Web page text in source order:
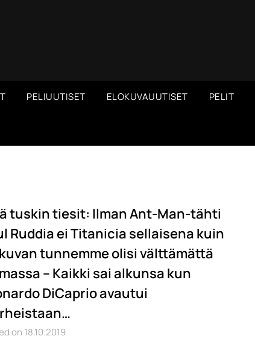
PELIUUTISET ELOKUVAUUTISET PELIT
tuskin tiesit: Ilman Ant-Man-tähti
Ruddia ei Titanicia sellaisena kuin
tunnemme olisi välttämättä
– Kaikki sai alkunsa kun
DiCaprio avautui
on 18.10.2019